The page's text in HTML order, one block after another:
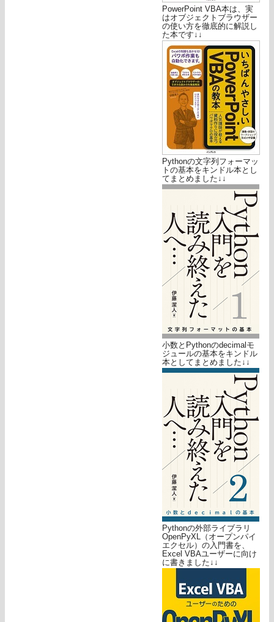
PowerPoint VBA本は、実
はオブジェクトブラウザー
の使い方を徹底的に解説し
た本です↓↓
Pythonの文字列フォーマッ
トの基本をキンドル本とし
てまとめました↓↓
小数とPythonのdecimalモ
ジュールの基本をキンドル
本としてまとめました↓↓
Pythonの外部ライブラリ
OpenPyXL（オープンパイ
エクセル）の入門書を、
Excel VBAユーザーに向け
に書きました↓↓